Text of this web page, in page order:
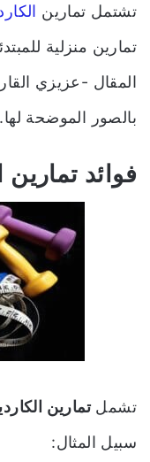
تشتمل تمارين
تمارين منزلية
المقال -عزيزي
بالصور الموضحة لها.
فوائد
تشملتمارين
سبيل المثال: